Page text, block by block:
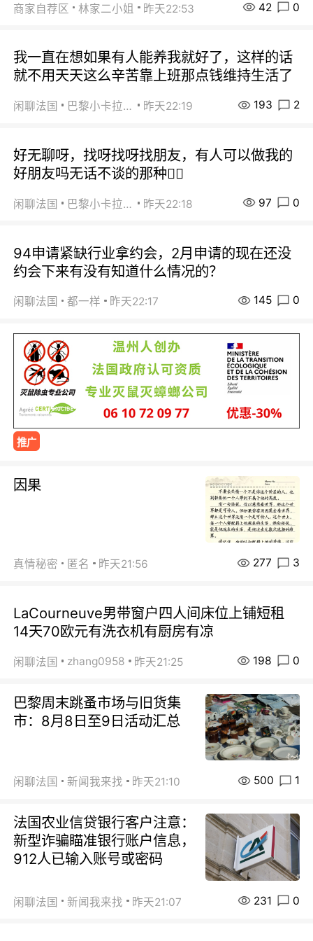
商家自荐区 林家二小姐 昨天22:53 42 0
我一直在想如果有人能养我就好了，这样的话
就不用天天这么辛苦靠上班那点钱维持生活了
闲聊法国 巴黎小卡拉咪 昨天22:19 193 2
好无聊呀，找呀找呀找朋友，有人可以做我的
好朋友吗无话不谈的那种😮‍💨
闲聊法国 巴黎小卡拉咪 昨天22:18 97 0
94申请紧缺行业拿约会，2月申请的现在还没
约会下来有没有知道什么情况的？
闲聊法国 都一样 昨天22:17 145 0
推广
因果
真情秘密 匿名 昨天21:56 277 3
LaCourneuve男带窗户四人间床位上铺短租
14天70欧元有洗衣机有厨房有凉
闲聊法国 zhang0958 昨天21:25 198 0
巴黎周末跳蚤市场与旧货集
市：8月8日至9日活动汇总
闲聊法国 新闻我来找 昨天21:10 500 1
法国农业信贷银行客户注意：
新型诈骗瞄准银行账户信息，
912人已输入账号或密码
闲聊法国 新闻我来找 昨天21:07 231 0